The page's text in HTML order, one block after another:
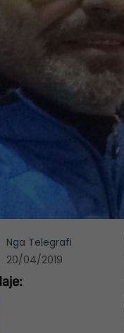
Nga Telegrafi
20/04/2019